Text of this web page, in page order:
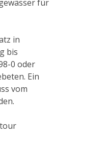
–
für
in
bis
0 oder
Ein
vom